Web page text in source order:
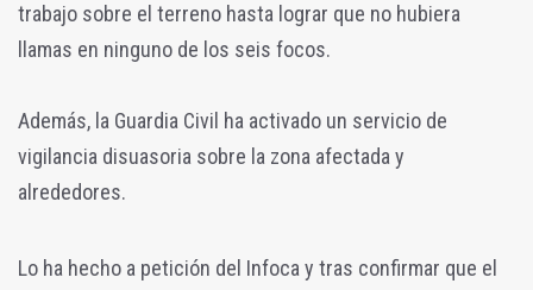
trabajo sobre el terreno hasta lograr que no hubiera
llamas en ninguno de los seis focos.
Además, la Guardia Civil ha activado un servicio de
vigilancia disuasoria sobre la zona afectada y
alrededores.
Lo ha hecho a petición del Infoca y tras confirmar que el